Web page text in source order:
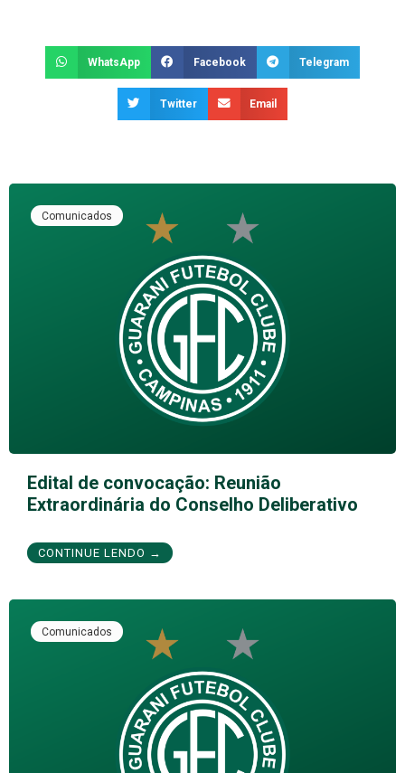
WhatsApp Facebook Telegram
Twitter Email
Comunicados
Edital de convocação: Reunião
Extraordinária do Conselho Deliberativo
CONTINUE LENDO →
Comunicados